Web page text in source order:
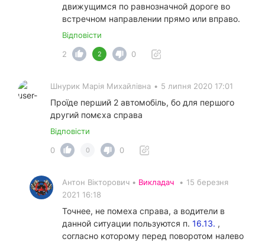
движущимся по равнозначной дороге во
встречном направлении прямо или вправо.
Відповісти
2
2 0
Шнурик Марія Михайлівна • 5 липня 2020 17:01
Проїде перший 2 автомобіль, бо для першого
другий помєха справа
Відповісти
0
0 0
Антон Вікторович • Викладач • 15 березня
2021 16:18
Точнее, не помеха справа, а водители в
данной ситуации пользуются п. 16.13. ,
согласно которому перед поворотом налево